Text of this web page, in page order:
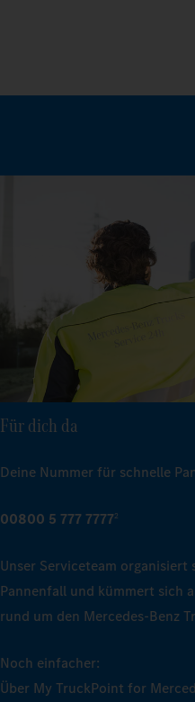
Für dich da
Deine Nummer für schnelle
00800 5 777 77772
Unser Serviceteam
Pannenfall und kümmert sich
rund um den Mercedes‑Benz
Noch einfacher:
Über My TruckPoint for